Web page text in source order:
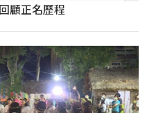
顧正名歷程